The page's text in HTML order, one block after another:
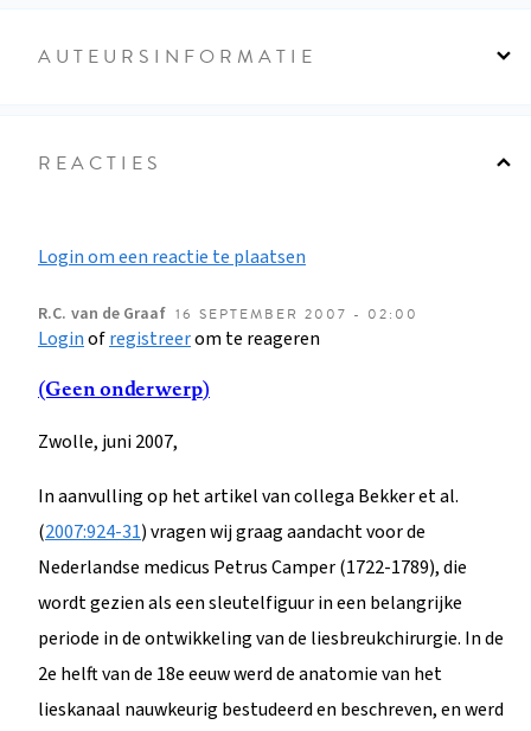
AUTEURSINFORMATIE
REACTIES
Login om een reactie te plaatsen
R.C. van de Graaf 16 SEPTEMBER 2007 - 02:00
Loginofregistreerom te reageren
(Geen onderwerp)
Zwolle, juni 2007,
In aanvulling op het artikel van collega Bekker et al.
(2007:924-31) vragen wij graag aandacht voor de
Nederlandse medicus Petrus Camper (1722-1789), die
wordt gezien als een sleutelfiguur in een belangrijke
periode in de ontwikkeling van de liesbreukchirurgie. In de
2e helft van de 18e eeuw werd de anatomie van het
lieskanaal nauwkeurig bestudeerd en beschreven, en werd